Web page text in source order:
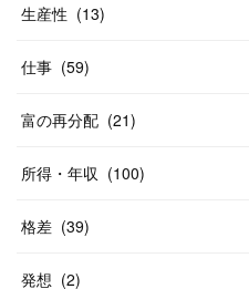
生産性 (13)
仕事 (59)
富の再分配 (21)
所得・年収 (100)
格差 (39)
発想 (2)